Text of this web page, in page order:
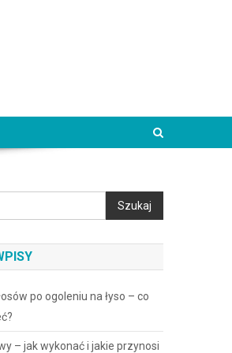
Szukaj
po ogoleniu na łyso – co
– jak wykonać i jakie przynosi